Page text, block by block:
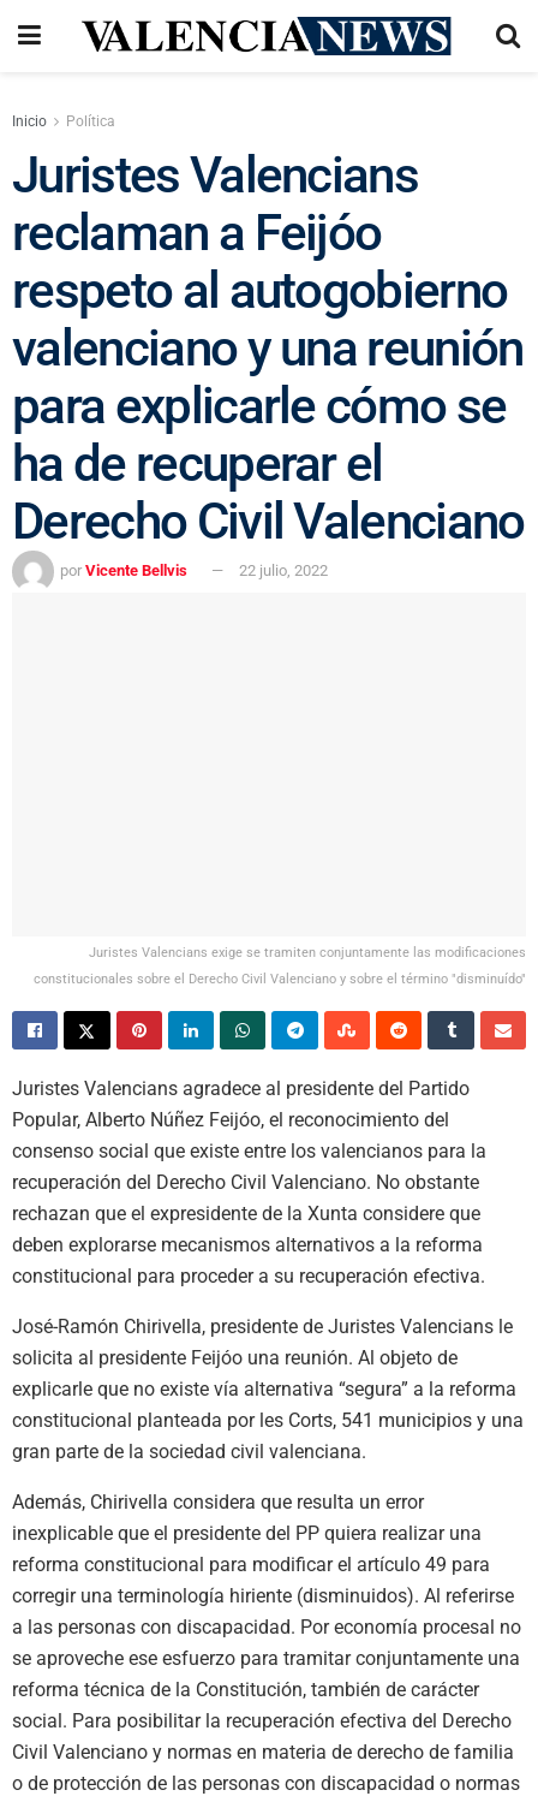
Inicio Política
Juristes Valencians
reclaman a Feijóo
respeto al autogobierno
valenciano y una reunión
para explicarle cómo se
ha de recuperar el
Derecho Civil Valenciano
por Vicente Bellvis 22 julio, 2022
Juristes Valencians exige se tramiten conjuntamente las modificaciones
constitucionales sobre el Derecho Civil Valenciano y sobre el término "disminuído"
Juristes Valencians agradece al presidente del Partido
Popular, Alberto Núñez Feijóo, el reconocimiento del
consenso social que existe entre los valencianos para la
recuperación del Derecho Civil Valenciano. No obstante
rechazan que el expresidente de la Xunta considere que
deben explorarse mecanismos alternativos a la reforma
constitucional para proceder a su recuperación efectiva.
José-Ramón Chirivella, presidente de Juristes Valencians le
solicita al presidente Feijóo una reunión. Al objeto de
explicarle que no existe vía alternativa “segura” a la reforma
constitucional planteada por les Corts, 541 municipios y una
gran parte de la sociedad civil valenciana.
Además, Chirivella considera que resulta un error
inexplicable que el presidente del PP quiera realizar una
reforma constitucional para modificar el artículo 49 para
corregir una terminología hiriente (disminuidos). Al referirse
a las personas con discapacidad. Por economía procesal no
se aproveche ese esfuerzo para tramitar conjuntamente una
reforma técnica de la Constitución, también de carácter
social. Para posibilitar la recuperación efectiva del Derecho
Civil Valenciano y normas en materia de derecho de familia
o de protección de las personas con discapacidad o normas